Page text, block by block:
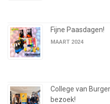
Fijne Paasdagen!
MAART 2024
College van
bezoek!